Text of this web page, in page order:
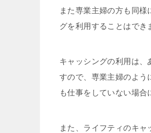
また専業主婦の方も同
グを利用することはでき
キャッシングの利用は、
すので、専業主婦のよう
も仕事をしていない場合
また、ライフティのキ